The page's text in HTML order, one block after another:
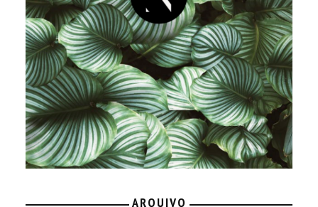
ARQUIVO